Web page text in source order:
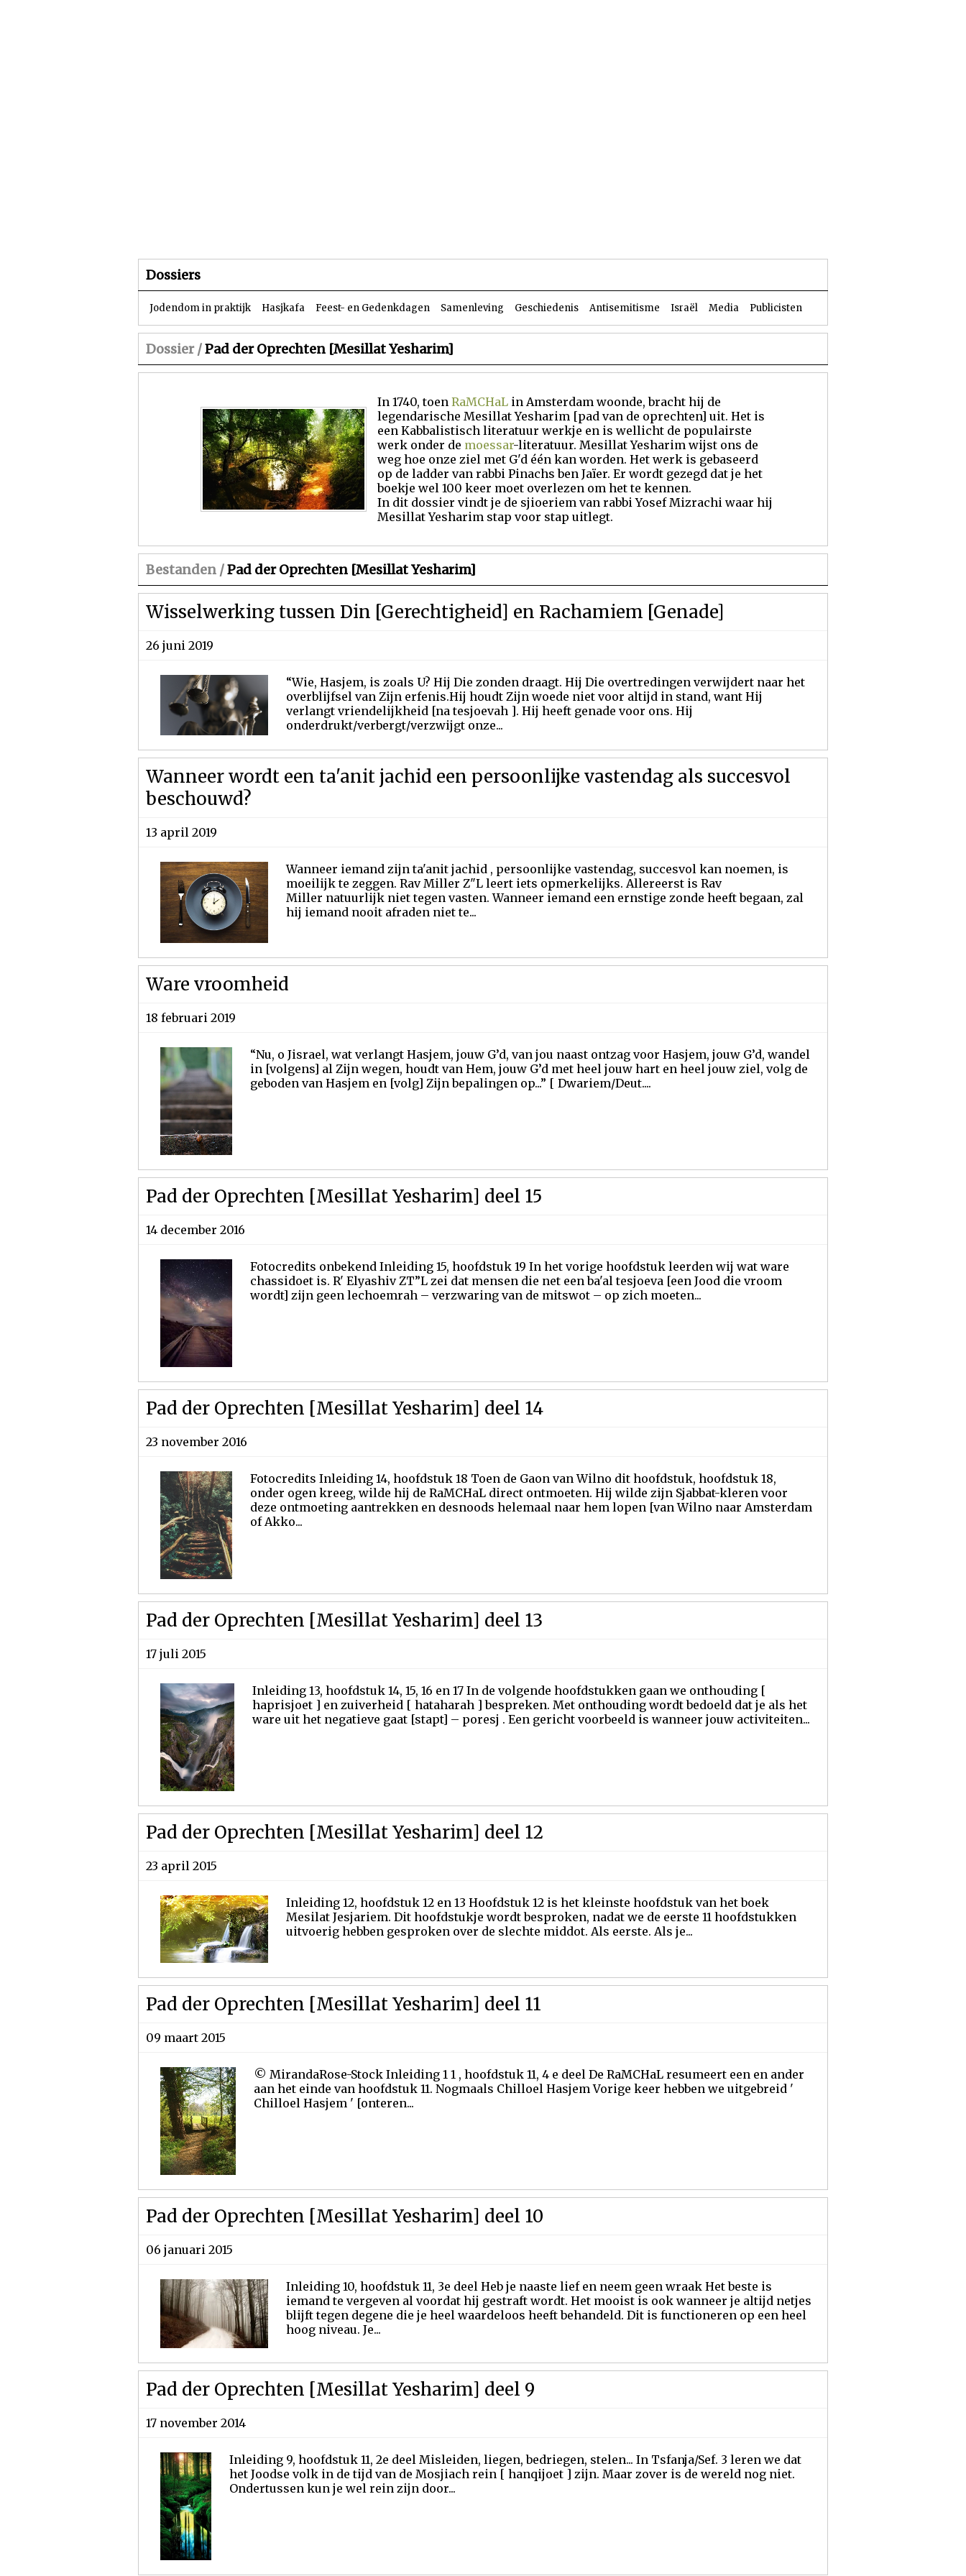
Dossiers
Jodendom in praktijk Hasjkafa Feest- en Gedenkdagen Samenleving Geschiedenis Antisemitisme Israël Media Publicisten
Dossier /Pad der Oprechten [Mesillat Yesharim]
In 1740, toenRaMCHaLin Amsterdam woonde, bracht hij de
legendarische Mesillat Yesharim [pad van de oprechten] uit. Het is
een Kabbalistisch literatuur werkje en is wellicht de populairste
werk onder de moessar-literatuur. Mesillat Yesharim wijst ons de
weg hoe onze ziel met G'd één kan worden. Het werk is gebaseerd
op de ladder van rabbi Pinachs ben Jaïer. Er wordt gezegd dat je het
boekje wel 100 keer moet overlezen om het te kennen.
In dit dossier vindt je de sjioeriem van rabbi Yosef Mizrachi waar hij
Mesillat Yesharim stap voor stap uitlegt.
Bestanden /Pad der Oprechten [Mesillat Yesharim]
Wisselwerking tussen Din [Gerechtigheid] en Rachamiem [Genade]
26 juni 2019
“Wie, Hasjem, is zoals U? Hij Die zonden draagt. Hij Die overtredingen verwijdert naar het
overblijfsel van Zijn erfenis.Hij houdt Zijn woede niet voor altijd in stand, want Hij
verlangt vriendelijkheid [na tesjoevah ]. Hij heeft genade voor ons. Hij
onderdrukt/verbergt/verzwijgt onze...
Wanneer wordt een ta'anit jachid een persoonlijke vastendag als succesvol
beschouwd?
13 april 2019
Wanneer iemand zijn ta'anit jachid , persoonlijke vastendag, succesvol kan noemen, is
moeilijk te zeggen. Rav Miller Z"L leert iets opmerkelijks. Allereerst is Rav
Miller natuurlijk niet tegen vasten. Wanneer iemand een ernstige zonde heeft begaan, zal
hij iemand nooit afraden niet te...
Ware vroomheid
18 februari 2019
“Nu, o Jisrael, wat verlangt Hasjem, jouw G’d, van jou naast ontzag voor Hasjem, jouw G’d, wandel
in [volgens] al Zijn wegen, houdt van Hem, jouw G’d met heel jouw hart en heel jouw ziel, volg de
geboden van Hasjem en [volg] Zijn bepalingen op...” [ Dwariem/Deut....
Pad der Oprechten [Mesillat Yesharim] deel 15
14 december 2016
Fotocredits onbekend Inleiding 15, hoofdstuk 19 In het vorige hoofdstuk leerden wij wat ware
chassidoet is. R' Elyashiv ZT”L zei dat mensen die net een ba'al tesjoeva [een Jood die vroom
wordt] zijn geen lechoemrah – verzwaring van de mitswot – op zich moeten...
Pad der Oprechten [Mesillat Yesharim] deel 14
23 november 2016
Fotocredits Inleiding 14, hoofdstuk 18 Toen de Gaon van Wilno dit hoofdstuk, hoofdstuk 18,
onder ogen kreeg, wilde hij de RaMCHaL direct ontmoeten. Hij wilde zijn Sjabbat-kleren voor
deze ontmoeting aantrekken en desnoods helemaal naar hem lopen [van Wilno naar Amsterdam
of Akko...
Pad der Oprechten [Mesillat Yesharim] deel 13
17 juli 2015
Inleiding 13, hoofdstuk 14, 15, 16 en 17 In de volgende hoofdstukken gaan we onthouding [
haprisjoet ] en zuiverheid [ hataharah ] bespreken. Met onthouding wordt bedoeld dat je als het
ware uit het negatieve gaat [stapt] – poresj . Een gericht voorbeeld is wanneer jouw activiteiten...
Pad der Oprechten [Mesillat Yesharim] deel 12
23 april 2015
Inleiding 12, hoofdstuk 12 en 13 Hoofdstuk 12 is het kleinste hoofdstuk van het boek
Mesilat Jesjariem. Dit hoofdstukje wordt besproken, nadat we de eerste 11 hoofdstukken
uitvoerig hebben gesproken over de slechte middot. Als eerste. Als je...
Pad der Oprechten [Mesillat Yesharim] deel 11
09 maart 2015
© MirandaRose-Stock Inleiding 1 1 , hoofdstuk 11, 4 e deel De RaMCHaL resumeert een en ander
aan het einde van hoofdstuk 11. Nogmaals Chilloel Hasjem Vorige keer hebben we uitgebreid '
Chilloel Hasjem ' [onteren...
Pad der Oprechten [Mesillat Yesharim] deel 10
06 januari 2015
Inleiding 10, hoofdstuk 11, 3e deel Heb je naaste lief en neem geen wraak Het beste is
iemand te vergeven al voordat hij gestraft wordt. Het mooist is ook wanneer je altijd netjes
blijft tegen degene die je heel waardeloos heeft behandeld. Dit is functioneren op een heel
hoog niveau. Je...
Pad der Oprechten [Mesillat Yesharim] deel 9
17 november 2014
Inleiding 9, hoofdstuk 11, 2e deel Misleiden, liegen, bedriegen, stelen... In Tsfanja/Sef. 3 leren we dat
het Joodse volk in de tijd van de Mosjiach rein [ hanqijoet ] zijn. Maar zover is de wereld nog niet.
Ondertussen kun je wel rein zijn door...